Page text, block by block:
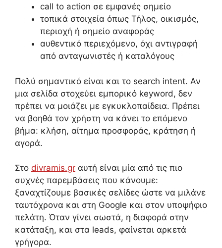
call to action σε εμφανές σημείο
τοπικά στοιχεία όπως Τήλος, οικισμός,
περιοχή ή σημείο αναφοράς
αυθεντικό περιεχόμενο, όχι αντιγραφή
από ανταγωνιστές ή καταλόγους
Πολύ σημαντικό είναι και το search intent. Αν
μια σελίδα στοχεύει εμπορικό keyword, δεν
πρέπει να μοιάζει με εγκυκλοπαίδεια. Πρέπει
να βοηθά τον χρήστη να κάνει το επόμενο
βήμα: κλήση, αίτημα προσφοράς, κράτηση ή
αγορά.
Στο divramis.gr αυτή είναι μία από τις πιο
συχνές παρεμβάσεις που κάνουμε:
ξαναχτίζουμε βασικές σελίδες ώστε να μιλάνε
ταυτόχρονα και στη Google και στον υποψήφιο
πελάτη. Όταν γίνει σωστά, η διαφορά στην
κατάταξη, και στα leads, φαίνεται αρκετά
γρήγορα.